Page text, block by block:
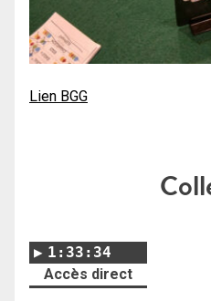
Lien BGG
1:33:34
Accès direct